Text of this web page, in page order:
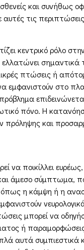
και συνήθως
τις
κεντρικό ρόλο
πτώσεις ή
στο
πόνο. Η
και
να ποικίλλει
άμεσο σύμπτωμα,
όπως η κάμψη ή η
μπορεί να
ή
αυτά